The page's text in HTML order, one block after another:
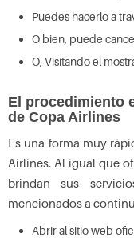
Puedes hacerlo a
O bien, puede
O, Visitando el
El procedimiento
de Copa Airlines
Es una forma muy
Airlines. Al igual que
brindan sus
mencionados a
Abrir al sitio web